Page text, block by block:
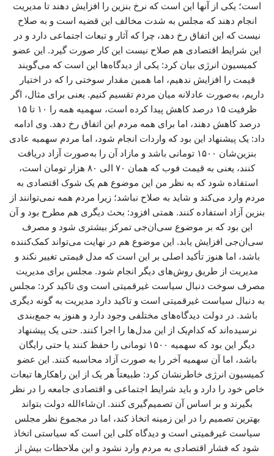
است؛ یکی از آنها این است که نرخ بنزین را افزایش دهند تا مدیریت
انجام دهند که مجلس به شدت مخالف این قضیه است و به صلاح
نیست که این اتفاق رخ دهد، چرا که آثار و تبعات اجتماعی دارد و در
این شرایط اقتصادی هم صلاح نیست این کار صورت گیرد. این عضو
کمیسیون انرژی بیان کرد: یکی از دیدگاه‌ها این است که می‌گویند
قیمت را افزایش ندهیم، اما همین مقدار سوختی را که در اختیار
داریم، به‌صورت عادلانه میان مردم تقسیم کنیم. یعنی برای مثال، اگر
ظرفیت ۱۵ درصد کاهش پیدا کرده است، سهمیه همه را ۱۰ تا ۱۵
درصد کاهش دهند، اما برای همه مردم این اتفاق رخ دهد. وی ادامه
داد: یک پیشنهاد این بود که واردات انجام شود، اما مردم سهمیه عادی
بنزین‌شان ۱۵۰۰ تومانی باشد و مازاد آن را به‌صورت آزاد دریافت
کنند، یعنی به قیمت فوب که همان ۷۰ الی ۸۰ هزار تومان است،
استفاده شود که به نظر من این موضوع هم یک شوک اقتصادی به
مردم وارد می‌کند و شاید به صلاح نباشد؛ زیرا مردم همه نمی‌توانند از
بنزین آزاد استفاده کنند. همتی افزود: بحث دیگری هم مطرح بود و آن
این بود که بر موضوع سی‌ان‌جی تمرکز بیشتری شود و مصرف
سی‌ان‌جی افزایش یابد. این موضوع هم در نهایت می‌تواند کمک‌کننده
باشد، اما هنوز تأکید اصلی بر این است که مدل قیمتی تغییر نکند و
مدیریت از طریق روش‌های دیگر انجام شود. مجلس برای مدیریت
مصرف سوخت دنبال سیاست غیرقمیتی است وی تاکید کرد: مجلس
به دنبال سیاست غیرقمیتی است و تاکید دارد مدیریت به گونه دیگری
باشد. در دولت دیدگاه‌های مختلفی وجود دارد و هنوز به جمع‌بندی
نرسیده‌اند که کدام‌یک از این مدل‌ها را اجرا کنند. حتی یک پیشنهاد
دیگر این بود که سهمیه ۱۵۰۰ تومانی را حفظ کنند یا حتی رایگان
باشد، اما آن سهمیه آخر را به صورت آزاد محاسبه کنند. این عضو
کمیسیون انرژی خاطرنشان کرد: طبیعتاً هر یک از این راهکارها تبعات
خاص خود را دارد و باید شرایط اجتماعی و اقتصادی جامعه را در نظر
بگیرند و بر اساس آن تصمیم‌گیری کنند. ان‌شاءالله دولت بتواند
بهترین تصمیم را در این زمینه اتخاذ کند، اما در مجموع نظر مجلس
سیاست غیرقمیتی است و دیدگاه کلی این است که سیاستی اتخاذ
شود که فشار اقتصادی به مردم وارد نشود و این ملاحظات بیش از